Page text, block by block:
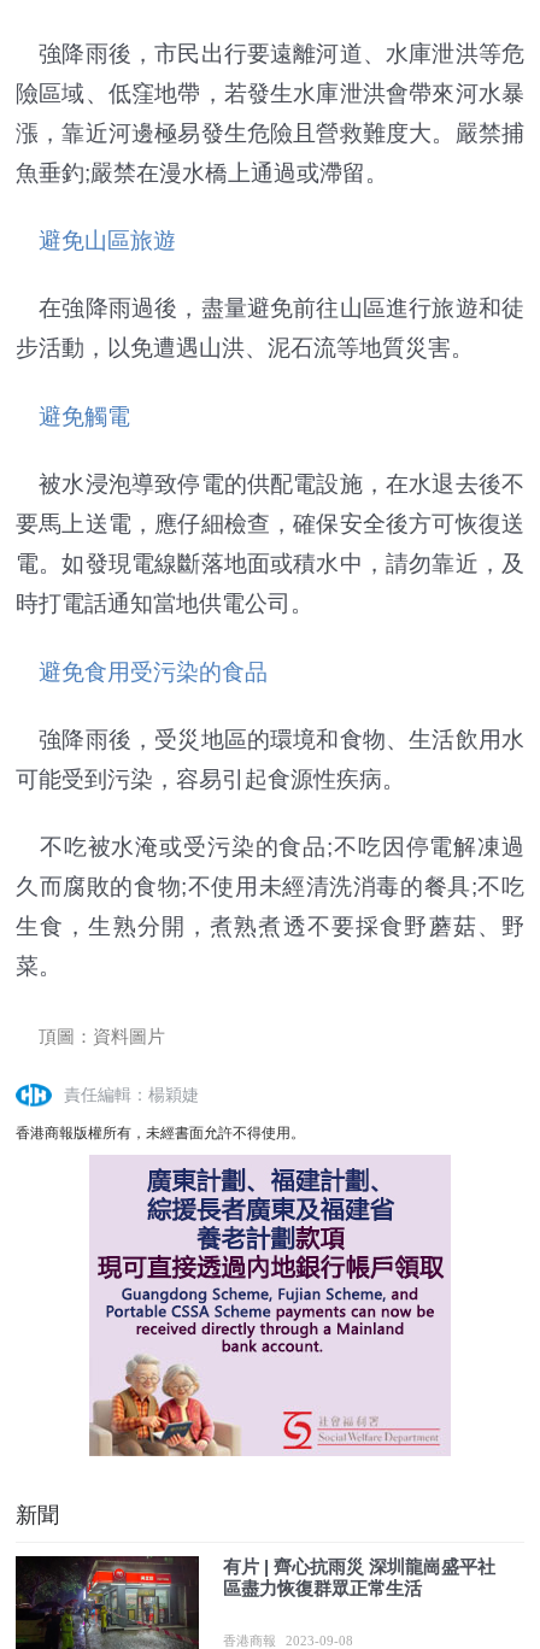
強降雨後，市民出行要遠離河道、水庫泄洪等危
險區域、低窪地帶，若發生水庫泄洪會帶來河水暴
漲，靠近河邊極易發生危險且營救難度大。嚴禁捕
魚垂釣;嚴禁在漫水橋上通過或滯留。
避免山區旅遊
在強降雨過後，盡量避免前往山區進行旅遊和徒
步活動，以免遭遇山洪、泥石流等地質災害。
避免觸電
被水浸泡導致停電的供配電設施，在水退去後不
要馬上送電，應仔細檢查，確保安全後方可恢復送
電。如發現電線斷落地面或積水中，請勿靠近，及
時打電話通知當地供電公司。
避免食用受污染的食品
強降雨後，受災地區的環境和食物、生活飲用水
可能受到污染，容易引起食源性疾病。
不吃被水淹或受污染的食品;不吃因停電解凍過
久而腐敗的食物;不使用未經清洗消毒的餐具;不吃
生食，生熟分開，煮熟煮透不要採食野蘑菇、野
菜。
頂圖：資料圖片
責任編輯：楊穎婕
香港商報版權所有，未經書面允許不得使用。
新聞
有片 | 齊心抗雨災 深圳龍崗盛平社
區盡力恢復群眾正常生活
香港商報 2023-09-08